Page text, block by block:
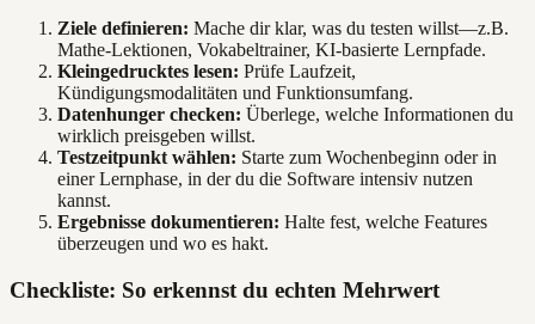
Ziele definieren: Mache dir klar, was du testen willst—z.B.
Mathe-Lektionen, Vokabeltrainer, KI-basierte Lernpfade.
Kleingedrucktes lesen: Prüfe Laufzeit,
Kündigungsmodalitäten und Funktionsumfang.
Datenhunger checken: Überlege, welche Informationen du
wirklich preisgeben willst.
Testzeitpunkt wählen: Starte zum Wochenbeginn oder in
einer Lernphase, in der du die Software intensiv nutzen
kannst.
Ergebnisse dokumentieren: Halte fest, welche Features
überzeugen und wo es hakt.
Checkliste: So erkennst du echten Mehrwert